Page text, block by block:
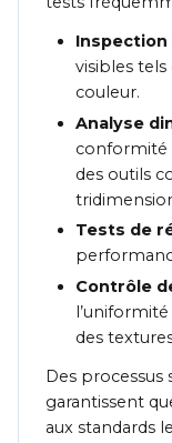
Inspection
visibles tels
couleur.
Analyse
conformité
des outils
Tests de
Contrôle
des
Des processus
garantissent
aux standards